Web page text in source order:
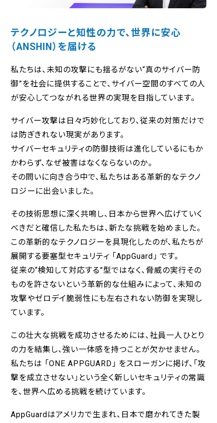
テクノロジーと知性の力で、世界に安心
（ANSHIN）を届ける
私たちは、未知の攻撃にも揺るがない“真のサイバー防
御”を社会に提供することで、サイバー空間のすべての人
が安心してつながれる世界の実現を目指しています。
サイバー攻撃は日々巧妙化しており、従来の対策だけで
は防ぎきれない現実があります。
サイバーセキュリティの防御技術は進化しているにもか
かわらず、なぜ被害はなくならないのか――。
その問いに向き合う中で、私たちはある革新的なテクノ
ロジーに出会いました。
その技術思想に深く共鳴し、日本から世界へ広げていく
べきだと確信した私たちは、新たな挑戦を始めました。
この革新的なテクノロジーを具現化したのが、私たちが
展開する要塞型セキュリティ 「AppGuard」 です。
従来の“検知して対応する”型ではなく、脅威の実行その
ものを許さないという革新的な仕組みによって、未知の
攻撃やゼロデイ脆弱性にも左右されない防御を実現し
ています。
この壮大な挑戦を成功させるためには、社員一人ひとり
の力を結集し、強い一体感を持つことが欠かせません。
私たちは 「ONE APPGUARD」 をスローガンに掲げ、「攻
撃を成立させない」という全く新しいセキュリティの常識
を、世界へ広める挑戦を続けています。
AppGuardはアメリカで生まれ、日本で磨かれてきた製